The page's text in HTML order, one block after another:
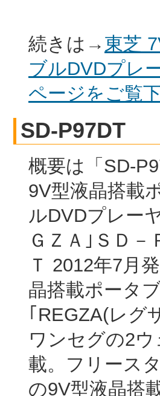
続きは→ 東芝
ブルDVDプレ
ページをご覧
SD-P97DT
概要は「SD-
9V型液晶搭載
ルDVDプレー
ＧＺＡ｣ＳＤ－
Ｔ 2012年7月
晶搭載ポータ
｢REGZA(レグ
ワンセグの2
載。フリース
の9V型液晶搭